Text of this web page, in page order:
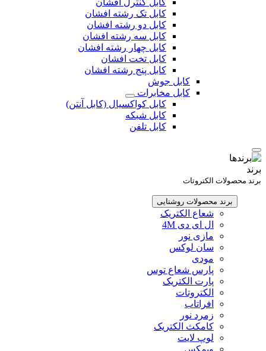
کابل کنترل افشان
کابل تک رشته افشان
کابل دو رشته افشان
کابل سه رشته افشان
کابل چهار رشته افشان
کابل تخت افشان
کابل پنج رشته افشان
کابل جوش
کابل مخابرات
کابل کواکسیال (کابل آنتن)
کابل شبکه
کابل تلفن
برند
برند محصولات الکتروتات
برند محصولات روشنایی
شعاع الکتریک
ال ای دی 4M
مازی نور
سان لوکس
مودی
پارس شعاع توس
پارت الکتریک
الکتروتات
افراتاب
زمرد نور
کامکث الکتریک
لوپ لایت